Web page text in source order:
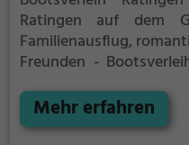
Ratingen auf dem
Familienausflug,
Freunden -
Naturfreunde als auch
Wasserratten auf ihre
Mehr erfahren